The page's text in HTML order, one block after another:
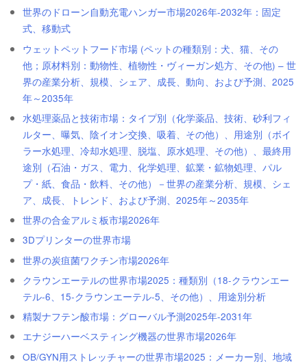
世界のドローン自動充電ハンガー市場2026年-2032年：固定
式、移動式
ウェットペットフード市場 (ペットの種類別：犬、猫、その
他；原材料別：動物性、植物性・ヴィーガン処方、その他) – 世
界の産業分析、規模、シェア、成長、動向、および予測、2025
年～2035年
水処理薬品と技術市場：タイプ別（化学薬品、技術、砂利フィ
ルター、曝気、陰イオン交換、吸着、その他）、用途別（ボイ
ラー水処理、冷却水処理、脱塩、原水処理、その他）、最終用
途別（石油・ガス、電力、化学処理、鉱業・鉱物処理、パル
プ・紙、食品・飲料、その他）－世界の産業分析、規模、シェ
ア、成長、トレンド、および予測、2025年～2035年
世界の合金アルミ板市場2026年
3Dプリンターの世界市場
世界の炭疽菌ワクチン市場2026年
クラウンエーテルの世界市場2025：種類別（18-クラウンエー
テル-6、15-クラウンエーテル-5、その他）、用途別分析
精製ナフテン酸市場：グローバル予測2025年-2031年
エナジーハーベスティング機器の世界市場2026年
OB/GYN用ストレッチャーの世界市場2025：メーカー別、地域